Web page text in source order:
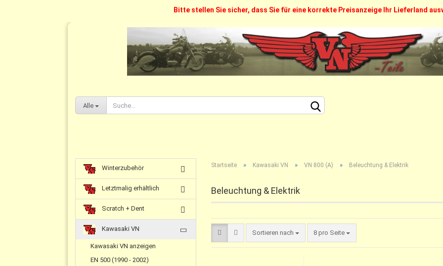
Callback Service
Sprache auswählen
Lieferland
Passwort
Alle
Bitte stellen Sie sicher, dass Sie für eine korrekte Preisanzeige Ihr Lieferland
Startseite » Kawasaki VN » VN 800 (A) » Beleuchtung & Elektrik
Beleuchtung & Elektrik
Sortieren nach 8 pro Seite
Winterzubehör
Letztmalig erhältlich
Scratch + Dent
Kawasaki VN
Kawasaki VN anzeigen
EN 500 (1990 - 2002)